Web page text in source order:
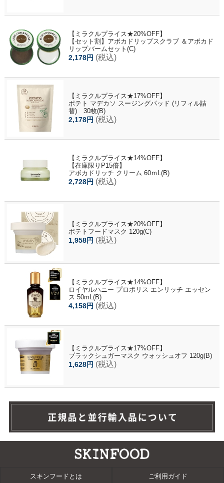
【ミラクルプライス★20%OFF】
【セット割】アボカドリップスクラブ ＆アボカド
リップバームセット(C)
2,178円 (税込)
【ミラクルプライス★17%OFF】
ポテト マデカソ スージングパッド (リフィル詰
替) 30枚(B)
2,178円 (税込)
【ミラクルプライス★14%OFF】
【在庫限りP15倍】
アボカドリッチ クリーム 60ｍL(B)
2,728円 (税込)
【ミラクルプライス★20%OFF】
ポテトフードマスク 120g(C)
1,958円 (税込)
【ミラクルプライス★14%OFF】
ロイヤルハニー プロポリス エンリッチ エッセン
ス 50mL(B)
4,158円 (税込)
【ミラクルプライス★17%OFF】
ブラックシュガーマスク ウォッシュオフ 120g(B)
1,628円 (税込)
スキンフードとは ご利用ガイド